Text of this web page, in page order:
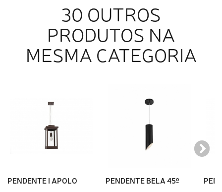
30 OUTROS
PRODUTOS NA
MESMA CATEGORIA
PENDENTE I APOLO PENDENTE BELA 45º